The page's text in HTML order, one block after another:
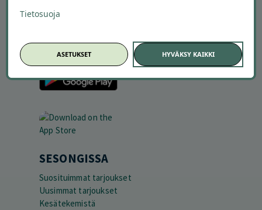
LATAA APPI
SESONGISSA
Suosituimmat tarjoukset
Uusimmat tarjoukset
Kesätekemistä
Tietosuoja
ASETUKSET HYVÄKSY KAIKKI